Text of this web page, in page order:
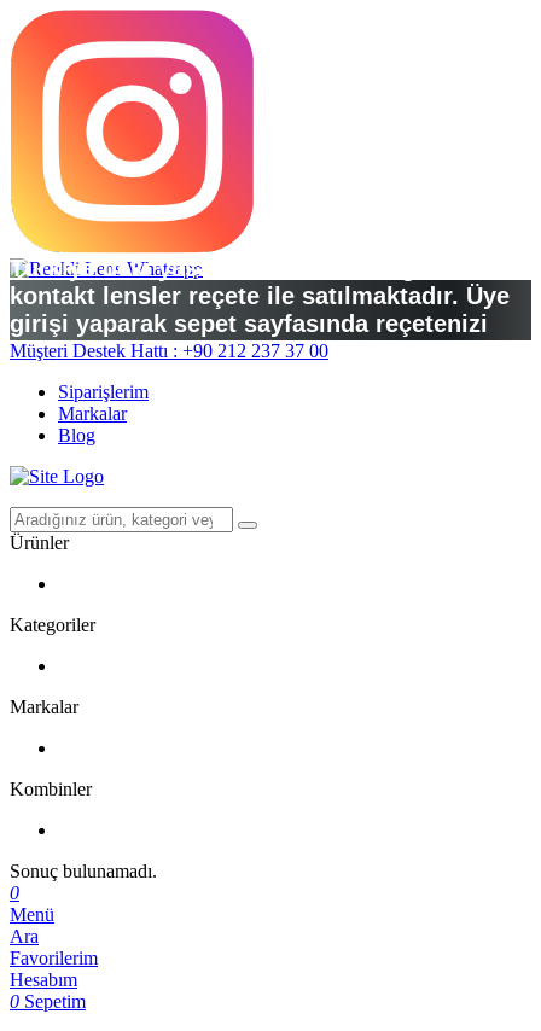
Türkiye’deki yasal düzenlemelere göre
kontakt lensler reçete ile satılmaktadır. Üye
girişi yaparak sepet sayfasında reçetenizi
yükleyebilirsiniz.
Müşteri Destek Hattı : +90 212 237 37 00
Siparişlerim
Markalar
Blog
Ürünler
Kategoriler
Markalar
Kombinler
Sonuç bulunamadı.
0
Menü
Ara
Favorilerim
Hesabım
0 Sepetim